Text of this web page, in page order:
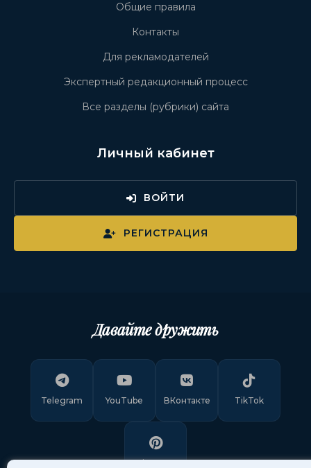
Общие правила
Контакты
Для рекламодателей
Экспертный редакционный процесс
Все разделы (рубрики) сайта
Личный кабинет
ВОЙТИ
РЕГИСТРАЦИЯ
Давайте дружить
Telegram YouTube ВКонтакте TikTok
Pinterest